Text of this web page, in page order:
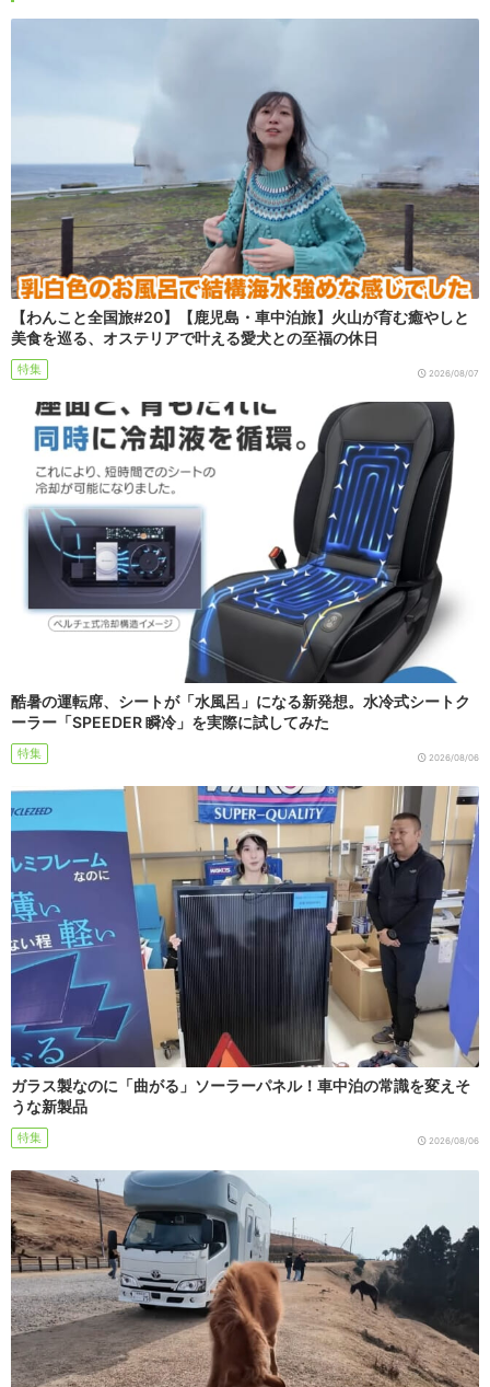
【わんこと全国旅#20】【鹿児島・車中泊旅】火山が育む癒やしと
美食を巡る、オステリアで叶える愛犬との至福の休日
特集 2026/08/07
酷暑の運転席、シートが「水風呂」になる新発想。水冷式シートク
ーラー「SPEEDER 瞬冷」を実際に試してみた
特集 2026/08/06
ガラス製なのに「曲がる」ソーラーパネル！車中泊の常識を変えそ
うな新製品
特集 2026/08/06